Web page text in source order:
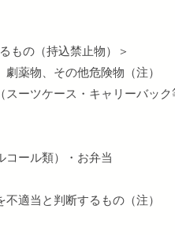
もの（持込禁止物）＞
薬物、その他危険物（注）
スーツケース・キャリーバック
コール類）・お弁当
適当と判断するもの（注）